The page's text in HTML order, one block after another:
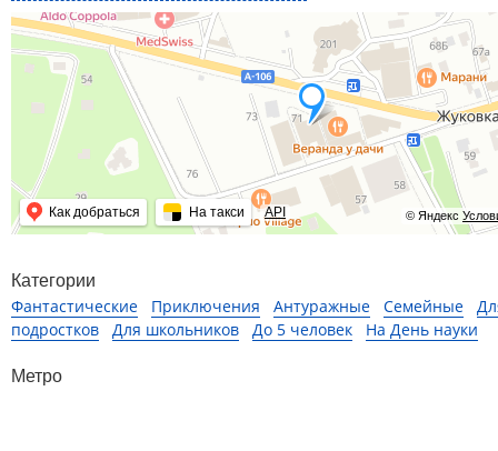
© Яндекс
Как добраться На такси API
Категории
Фантастические Приключения Антуражные Семейные
подростков
Для школьников До 5 человек На День науки
Метро